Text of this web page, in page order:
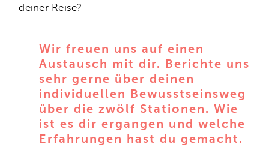
deiner Reise?
Wir freuen uns auf einen
Austausch mit dir. Berichte uns
sehr gerne über deinen
individuellen Bewusstseinsweg
über die zwölf Stationen. Wie
ist es dir ergangen und welche
Erfahrungen hast du gemacht.